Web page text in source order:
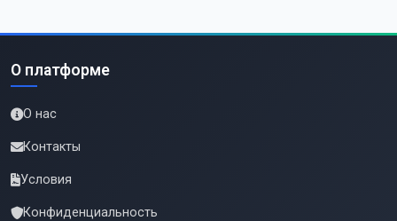
О платформе
О нас
Контакты
Условия
Конфиденциальность